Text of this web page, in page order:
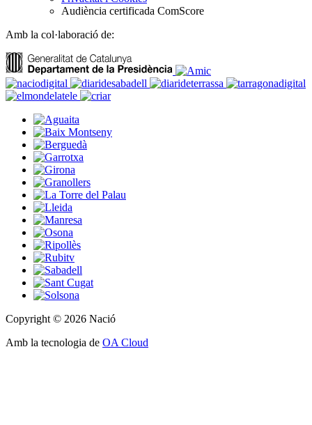
Audiència certificada ComScore
Amb la col·laboració de:
Copyright © 2026 Nació
Amb la tecnologia de OA Cloud